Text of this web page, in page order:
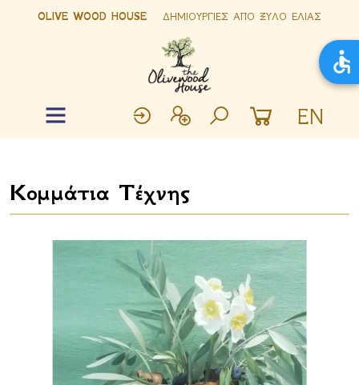
OLIVE WOOD HOUSE ΔΗΜΙΟΥΡΓΙΕΣ ΑΠΟ ΞΥΛΟ ΕΛΙΑΣ
EN
Κομμάτια Τέχνης